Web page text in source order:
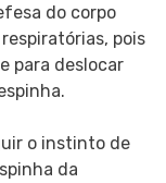
do corpo
pois
para deslocar
o instinto de
da